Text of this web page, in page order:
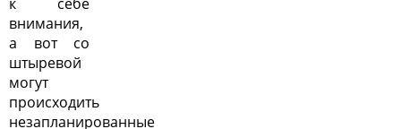
внимания,
а вот со
штыревой
могут
происходить
незапланированные